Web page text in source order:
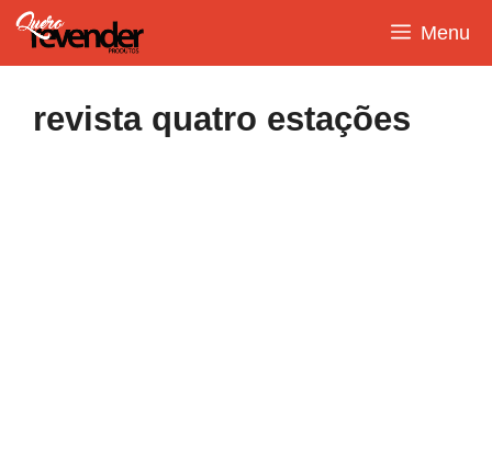
Pular
para
o
Menu
revista quatro estações